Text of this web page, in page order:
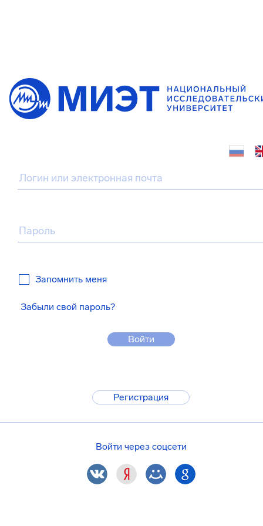
Запомнить меня
Забыли свой пароль?
Войти
Регистрация
Войти через соцсети